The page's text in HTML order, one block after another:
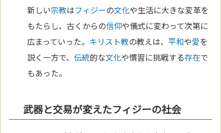
新しい宗教はフィジーの文化や生活に大きな変革を
もたらし、古くからの信仰や儀式に変わって次第に
広まっていった。 キリスト教の教えは、平和や愛を
説く一方で、伝統的な文化や慣習に挑戦する存在で
もあった。
武器と交易が変えたフィジーの社会